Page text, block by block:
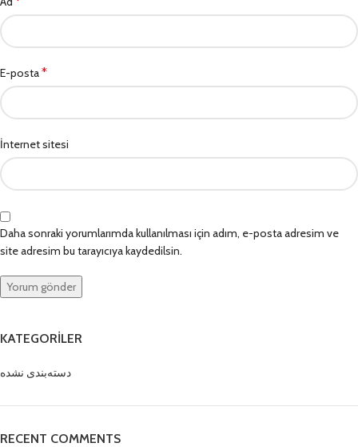
E-posta*
İnternet sitesi
Daha sonraki yorumlarımda kullanılması için adım, e-posta adresim ve
site adresim bu tarayıcıya kaydedilsin.
KATEGORILER
دسته‌بندی نشده
RECENT COMMENTS